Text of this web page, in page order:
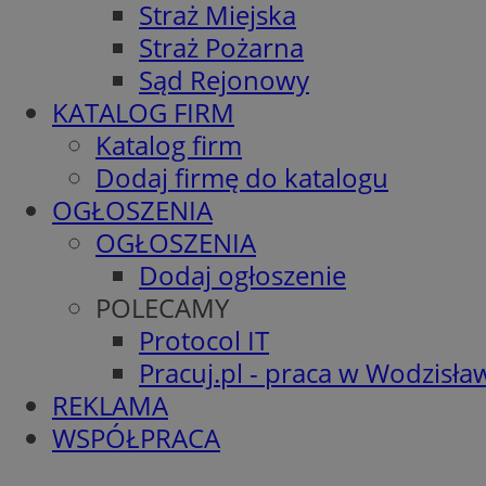
Straż Miejska
Straż Pożarna
Sąd Rejonowy
KATALOG FIRM
Katalog firm
Dodaj firmę do katalogu
OGŁOSZENIA
OGŁOSZENIA
Dodaj ogłoszenie
POLECAMY
Protocol IT
Pracuj.pl - praca w
REKLAMA
WSPÓŁPRACA